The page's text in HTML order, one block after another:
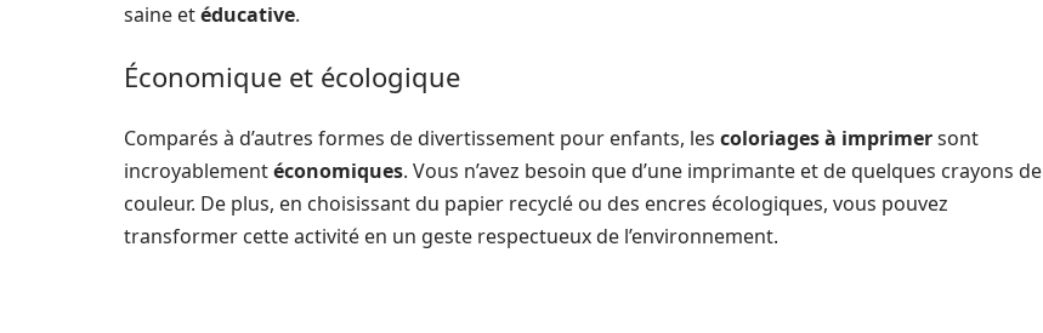
saine etéducative.
Économique et écologique
Comparés à d’autres formes de divertissement pour enfants, les coloriages à imprimersont
incroyablementéconomiques. Vous n’avez besoin que d’une imprimante et de quelques crayons de
couleur. De plus, en choisissant du papier recyclé ou des encres écologiques, vous pouvez
transformer cette activité en un geste respectueux de l’environnement.